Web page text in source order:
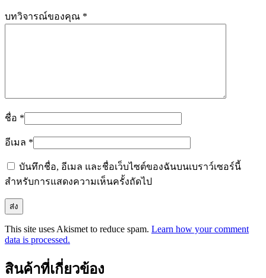
บทวิจารณ์ของคุณ *
ชื่อ *
อีเมล *
บันทึกชื่อ, อีเมล และชื่อเว็บไซต์ของฉันบนเบราว์เซอร์นี้
สำหรับการแสดงความเห็นครั้งถัดไป
This site uses Akismet to reduce spam. Learn how your comment
data is processed.
สินค้าที่เกี่ยวข้อง